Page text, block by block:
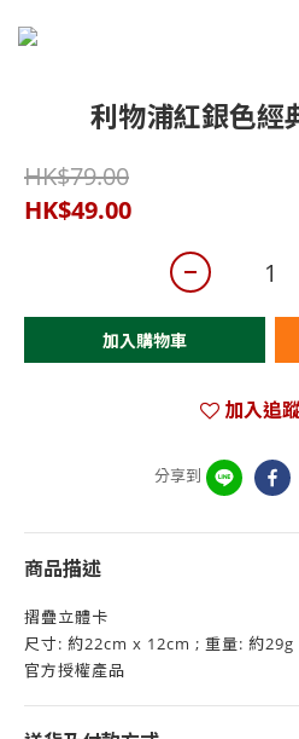
利物浦紅銀色經
HK$79.00
HK$49.00
加入購物車
加入追
分享到
商品描述
摺疊立體卡
尺寸: 約22cm x 12cm ; 重量: 約29g
官方授權產品